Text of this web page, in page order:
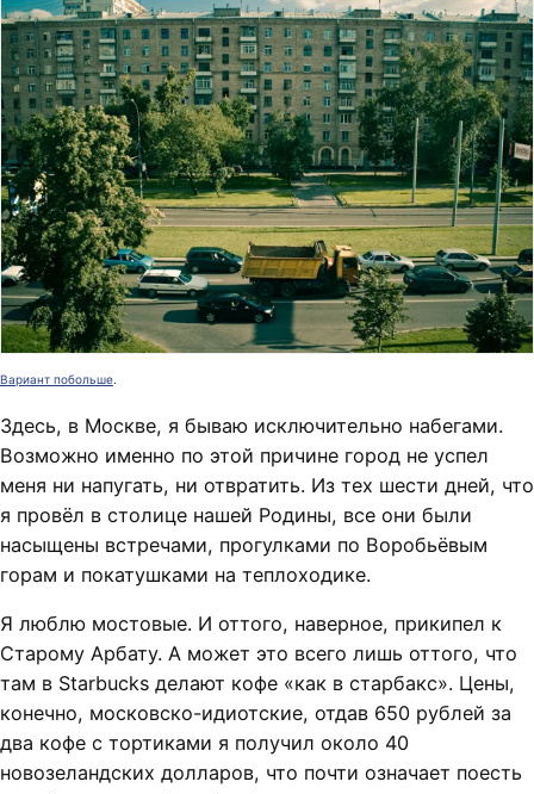
Вариант побольше.
Здесь, в Москве, я бываю исключительно набегами.
Возможно именно по этой причине город не успел
меня ни напугать, ни отвратить. Из тех шести дней, что
я провёл в столице нашей Родины, все они были
насыщены встречами, прогулками по Воробьёвым
горам и покатушками на теплоходике.
Я люблю мостовые. И оттого, наверное, прикипел к
Старому Арбату. А может это всего лишь оттого, что
там в Starbucks делают кофе «как в старбакс». Цены,
конечно, московско-идиотские, отдав 650 рублей за
два кофе с тортиками я получил около 40
новозеландских долларов, что почти означает поесть